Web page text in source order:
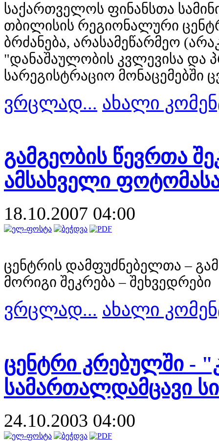
საქართველოს ფინანსთა
თბილისის რეგიონალური
ბრძანება, არასამეწარმეო
"დანაშაულობის კვლევისა და
სარეგისტრაციო მონაცემებში
ვრცლად... ახალი
გამგეობის წევრთა
ამსახველი
18.10.2007 04:00
ცენტრის დამფუძნებელთა –
მორიგი შეკრება – შეხვედრები
ვრცლად... ახალი
ცენტრი კრებულში -
სამართალდამცავი
24.10.2003 04:00